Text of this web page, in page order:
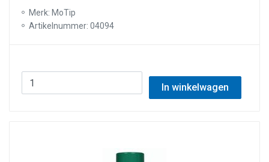
Merk: MoTip
Artikelnummer: 04094
In winkelwagen